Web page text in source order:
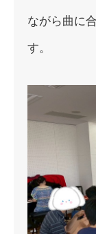
ながら曲に
す。